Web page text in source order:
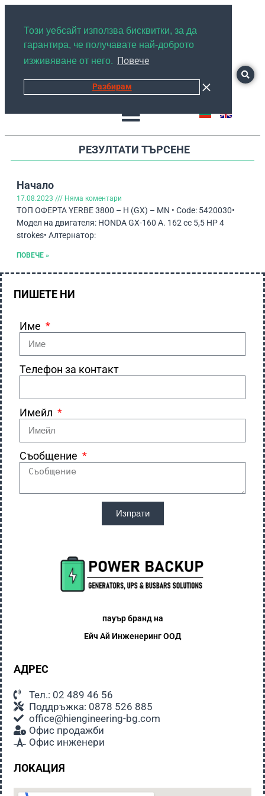
Този уебсайт използва бисквитки, за да
гарантира, че получавате най-доброто
изживяване от него.
Повече
Разбирам
РЕЗУЛТАТИ ТЪРСЕНЕ
Начало
17.08.2023 Няма коментари
ТОП ОФЕРТА YERBE 3800 – H (GX) – MN • Code: 5420030•
Модел на двигателя: HONDA GX-160 A. 162 cc 5,5 HP 4
strokes• Алтернатор:
ПОВЕЧЕ »
ПИШЕТЕ НИ
Име
Телефон за контакт
Имейл
Съобщение
Изпрати
пауър бранд на
Ейч АйИнженеринг ООД
АДРЕС
Тел.: 02 489 46 56
Поддръжка: 0878 526 885
office@hiengineering-bg.com
Офис продажби
Офис инженери
ЛОКАЦИЯ